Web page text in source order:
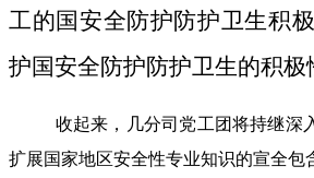
工的国安全防护防护卫生积
护国安全防护防护卫生的积极
收起来，几分司党工团将持继深
扩展国家地区安全性专业知识的宣全包